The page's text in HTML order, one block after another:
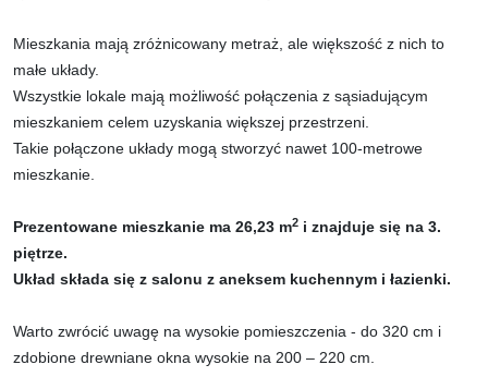
Mieszkania mają zróżnicowany metraż, ale większość z nich to
małe układy.
Wszystkie lokale mają możliwość połączenia z sąsiadującym
mieszkaniem celem uzyskania większej przestrzeni.
Takie połączone układy mogą stworzyć nawet 100-metrowe
mieszkanie.
Prezentowane mieszkanie ma 26,23 m2 i znajduje się na 3.
piętrze.
Układ składa się z salonu z aneksem kuchennym i łazienki.
Warto zwrócić uwagę na wysokie pomieszczenia - do 320 cm i
zdobione drewniane okna wysokie na 200 – 220 cm.